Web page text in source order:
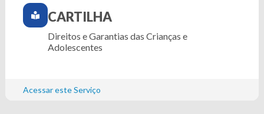
CARTILHA
Direitos e Garantias das Crianças e
Adolescentes
Acessar este Serviço